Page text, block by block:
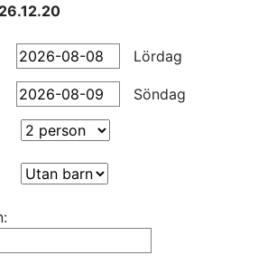
Lördag
Söndag